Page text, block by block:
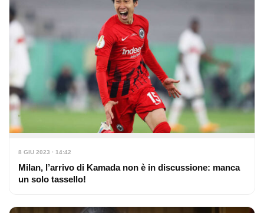
8 GIU 2023 · 14:42
Milan, l’arrivo di Kamada non è in discussione: manca
un solo tassello!